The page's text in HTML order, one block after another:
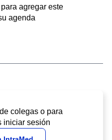
agregar este
agenda
colegas o para
iniciar sesión